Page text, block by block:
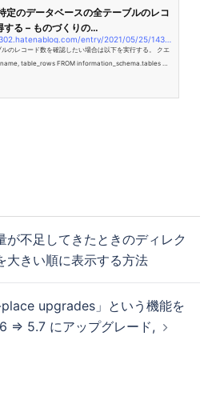
定のデータベースの全テーブルのレコ
する – ものづくりの…
のレコード数を確認したい場合は以下を実行する。 クエ
table_rows FROM information_schema.tables W
が不足してきたときのディレク
大きい順に表示する方法
upgrades」という機能を
=> 5.7 にアップグレード,